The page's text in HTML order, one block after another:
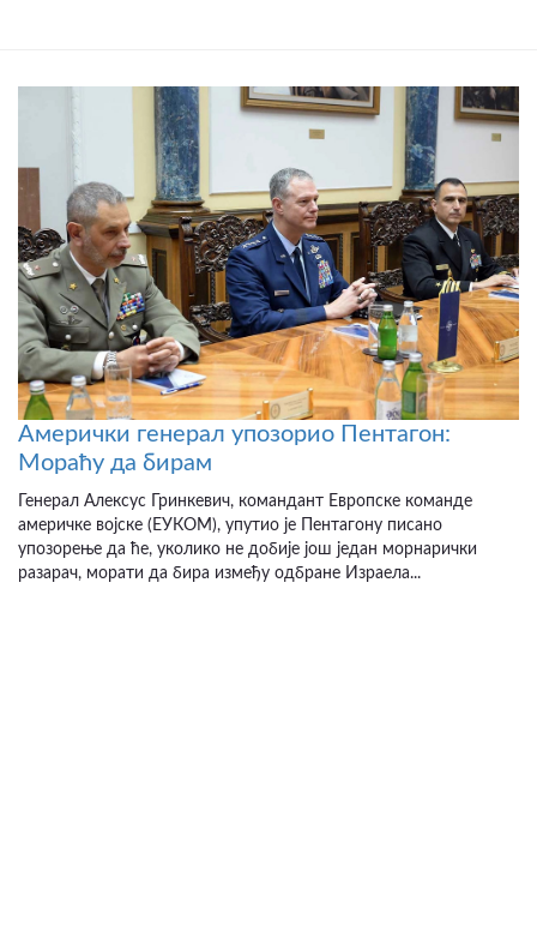
Амерички генерал упозорио Пентагон:
Мораћу да бирам
Генерал Алексус Гринкевич, командант Европске команде
америчке војске (ЕУКОМ), упутио је Пентагону писано
упозорење да ће, уколико не добије још један морнарички
разарач, морати да бира између одбране Израела...